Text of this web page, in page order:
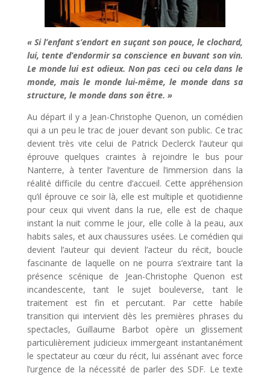
« Si l’enfant s’endort en suçant son pouce, le clochard,
lui, tente d’endormir sa conscience en buvant son vin.
Le monde lui est odieux. Non pas ceci ou cela dans le
monde, mais le monde lui-même, le monde dans sa
structure, le monde dans son être. »
Au départ il y a Jean-Christophe Quenon, un comédien
qui a un peu le trac de jouer devant son public. Ce trac
devient très vite celui de Patrick Declerck l’auteur qui
éprouve quelques craintes à rejoindre le bus pour
Nanterre, à tenter l’aventure de l’immersion dans la
réalité difficile du centre d’accueil. Cette appréhension
qu’il éprouve ce soir là, elle est multiple et quotidienne
pour ceux qui vivent dans la rue, elle est de chaque
instant la nuit comme le jour, elle colle à la peau, aux
habits sales, et aux chaussures usées. Le comédien qui
devient l’auteur qui devient l’acteur du récit, boucle
fascinante de laquelle on ne pourra s’extraire tant la
présence scénique de Jean-Christophe Quenon est
incandescente, tant le sujet bouleverse, tant le
traitement est fin et percutant. Par cette habile
transition qui intervient dès les premières phrases du
spectacles, Guillaume Barbot opère un glissement
particulièrement judicieux immergeant instantanément
le spectateur au cœur du récit, lui assénant avec force
l’urgence de la nécessité de parler des SDF. Le texte